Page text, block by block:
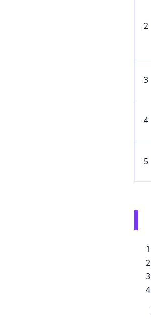
2
3
4
5